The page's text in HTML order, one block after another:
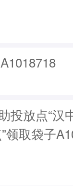
投放点“汉
领取袋子